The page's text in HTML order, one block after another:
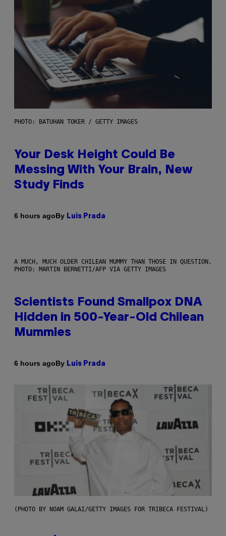
PHOTO: BATUHAN TOKER / GETTY IMAGES
Your Desk Height Could Be
Messing With Your Brain, New
Study Finds
6 hours agoBy Luis Prada
A MUCH, MUCH OLDER CHILEAN MUMMY THAN THOSE IN QUESTION.
PHOTO: MARTIN BERNETTI/AFP VIA GETTY IMAGES
Scientists Found Smallpox DNA
Hidden in 500-Year-Old Chilean
Mummies
6 hours agoBy Luis Prada
(PHOTO BY NOAM GALAI/GETTY IMAGES FOR TRIBECA FESTIVAL)